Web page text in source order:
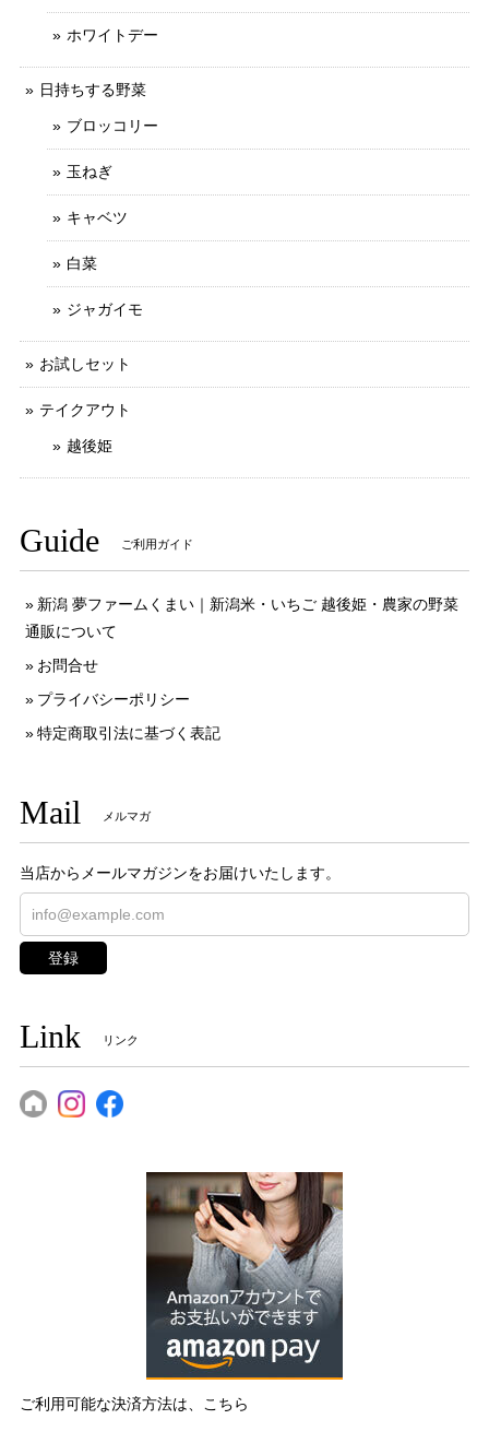
ホワイトデー
日持ちする野菜
ブロッコリー
玉ねぎ
キャベツ
白菜
ジャガイモ
お試しセット
テイクアウト
越後姫
Guide ご利用ガイド
新潟 夢ファームくまい｜新潟米・いちご 越後姫・農家の野菜
通販について
お問合せ
プライバシーポリシー
特定商取引法に基づく表記
Mail メルマガ
当店からメールマガジンをお届けいたします。
登録
Link リンク
ご利用可能な決済方法は、こちら